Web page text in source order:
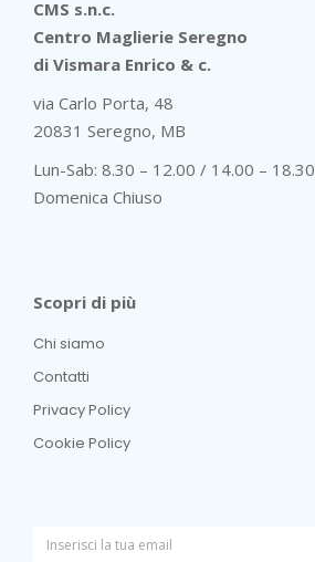
CMS s.n.c.
Centro Maglierie Seregno
di Vismara Enrico & c.
via Carlo Porta, 48
20831 Seregno, MB
Lun-Sab: 8.30 – 12.00 / 14.00 – 18.30
Domenica Chiuso
Scopri di più
Chi siamo
Contatti
Privacy Policy
Cookie Policy